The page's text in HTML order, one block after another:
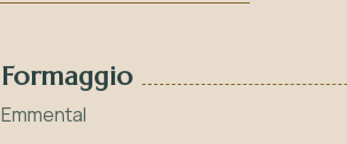
Formaggio
Emmental